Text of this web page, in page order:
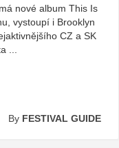
nové album This Is
vystoupí i Brooklyn
CZ a SK
...
By FESTIVAL GUIDE